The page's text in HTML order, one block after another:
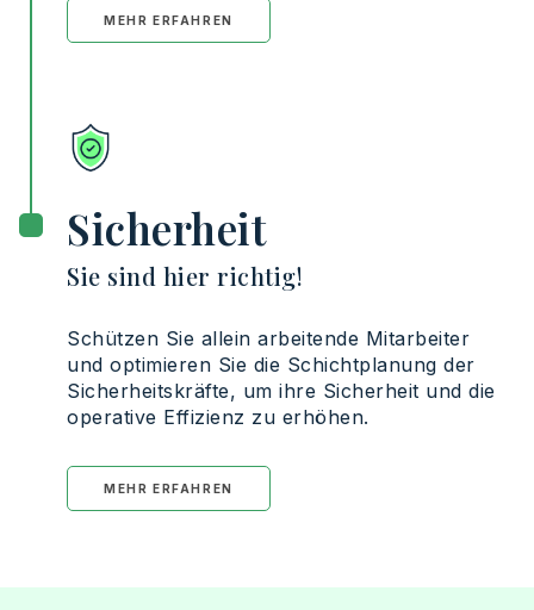
MEHR ERFAHREN
Sicherheit
Sie sind hier richtig!
Schützen Sie allein arbeitende Mitarbeiter
und optimieren Sie die Schichtplanung der
Sicherheitskräfte, um ihre Sicherheit und die
operative Effizienz zu erhöhen.
MEHR ERFAHREN